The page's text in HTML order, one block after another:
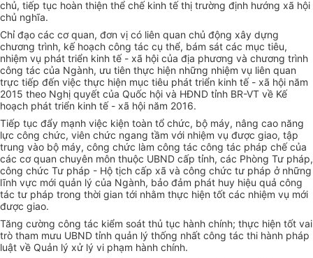
chủ, tiếp tục hoàn thiện thể chếkinh tế thị trường định hướng xã hội
chủ nghĩa.
Chỉ đạo các cơ quan, đơn vị có liên quan chủ động xây dựng
chương trình, kế hoạch công tác cụ thể, bám sát các mục tiêu,
nhiệm vụ phát triển kinh tế - xã hội của địa phương và chương trình
công tác của Ngành, ưu tiên thực hiện những nhiệm vụ liên quan
trực tiếp đến việc thực hiện mục tiêu phát triển kinh tế - xã hội năm
2015 theo Nghị quyết của Quốc hội và HĐND tỉnh BR-VT về Kế
hoạch phát triển kinh tế - xã hội năm 2016.
Tiếp tục đẩy mạnh việc kiện toàn tổ chức, bộ máy, nâng cao năng
lực công chức, viên chức ngang tầm với nhiệm vụ được giao, tập
trung vào bộ máy, công chức làm công tác công tác pháp chế của
các cơ quan chuyên môn thuộc UBND cấp tỉnh, các Phòng Tư pháp,
công chức Tư pháp - Hộ tịch cấp xã và công chức tư pháp ở những
lĩnh vực mới quản lý của Ngành, bảo đảm phát huy hiệu quả công
tác tư pháp trong thời gian tới nhằm thực hiện tốt các nhiệm vụ mới
được giao.
Tăng cường công tác kiểm soát thủ tục hành chính; thực hiện tốt vai
trò tham mưu UBND tỉnh quản lý thống nhất công tác thi hành pháp
luật về Quản lý xử lý vi phạm hành chính.